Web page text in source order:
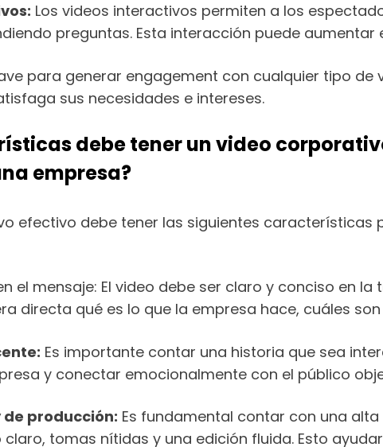
Los videos interactivos permiten a los
preguntas. Esta interacción puede
para generar engagement con cualquier tipo
sus necesidades e intereses.
debe tener un video
empresa?
efectivo debe tener las siguientes
el mensaje: El video debe ser claro y conciso en
directa qué es lo que la empresa hace, cuáles
Es importante contar una historia que sea
y conectar emocionalmente con el público
de producción: Es fundamental contar con una
claro, tomas nítidas y una edición fluida. Esto